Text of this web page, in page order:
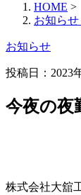
HOME >
お知らせ
お知らせ
投稿日： 2023
今夜の
株式会社大舘